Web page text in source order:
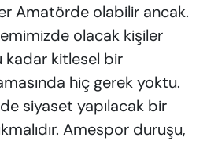
Amatörde olabilir ancak.
olacak kişiler
kadar kitlesel bir
hiç gerek yoktu.
siyaset yapılacak bir
Amespor duruşu,